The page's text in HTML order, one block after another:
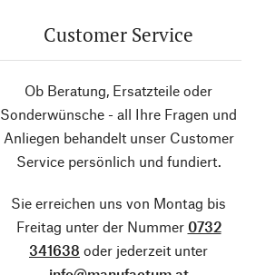
Customer Service
Ob Beratung, Ersatzteile oder
Sonderwünsche - all Ihre Fragen und
Anliegen behandelt unser Customer
Service persönlich und fundiert.
Sie erreichen uns von Montag bis
Freitag unter der Nummer 0732
341638 oder jederzeit unter